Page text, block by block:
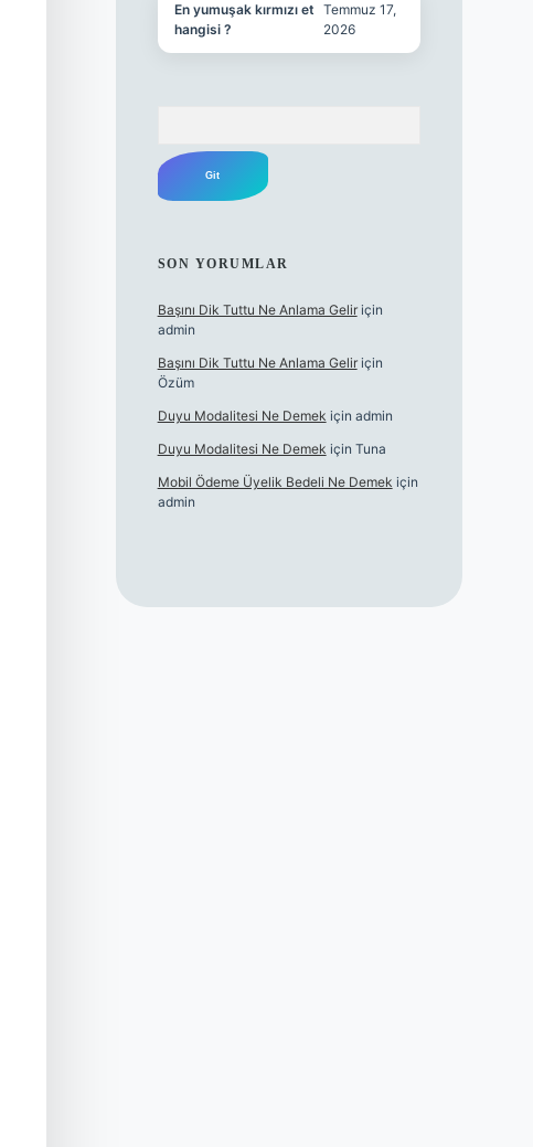
En yumuşak kırmızı et
hangisi ?
Temmuz 17,
2026
SON YORUMLAR
Başını Dik Tuttu Ne Anlama Geliriçin
admin
Başını Dik Tuttu Ne Anlama Geliriçin
Özüm
Duyu Modalitesi Ne Demek için admin
Duyu Modalitesi Ne Demek için Tuna
Mobil Ödeme Üyelik Bedeli Ne Demek için
admin